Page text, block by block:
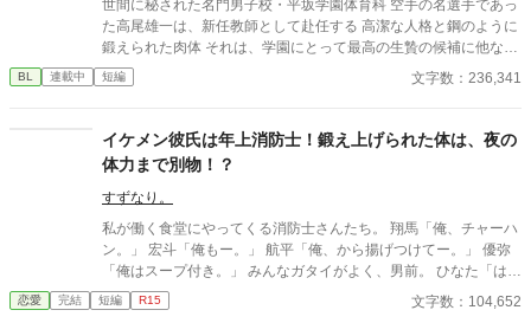
世間に秘された名門男子校・平坂学園体育科 空手の名選手であっ
た高尾雄一は、新任教師として赴任する 高潔な人格と鋼のように
鍛えられた肉体 それは、学園にとって最高の生贄の候補に他なら
なかった 至高の筋肉を持つ、精神を削られ意志をなくした青年を
太古の神に捧げるため、“水”、“風”、“土”の信奉者達が暗躍する 意
校で繰り広げられるダークファンタジー
BL 連載中 短編 文字数：236,341
イケメン彼氏は年上消防士！鍛え上げられた体は、夜の
体力まで別物！？
すずなり。
私が働く食堂にやってくる消防士さんたち。 翔馬「俺、チャーハ
ン。」 宏斗「俺もー。」 航平「俺、から揚げつけてー。」 優弥
「俺はスープ付き。」 みんなガタイがよく、男前。 ひなた「はー
いっ。ちょっと待ってくださいねーっ。」 慌ただしい昼時を過ぎ
ると、私の仕事は終わる。 終わった後、私は行かなきゃいけない
恋愛 完結 短編 R15 文字数：104,652